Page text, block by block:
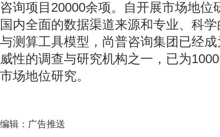
咨询项目20000余项。自开展市场地位
国内全面的数据渠道来源和专业、科
与测算工具模型，尚普咨询集团已经
威性的调查与研究机构之一，已为
市场地位研究。
编辑：广告推送